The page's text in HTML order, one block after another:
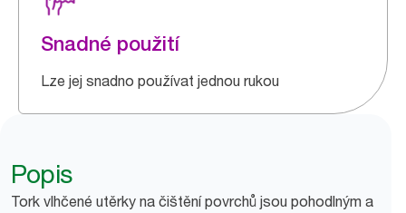
Snadné použití
Lze jej snadno používat jednou rukou
Popis
Tork vlhčené utěrky na čištění povrchů jsou pohodlným a